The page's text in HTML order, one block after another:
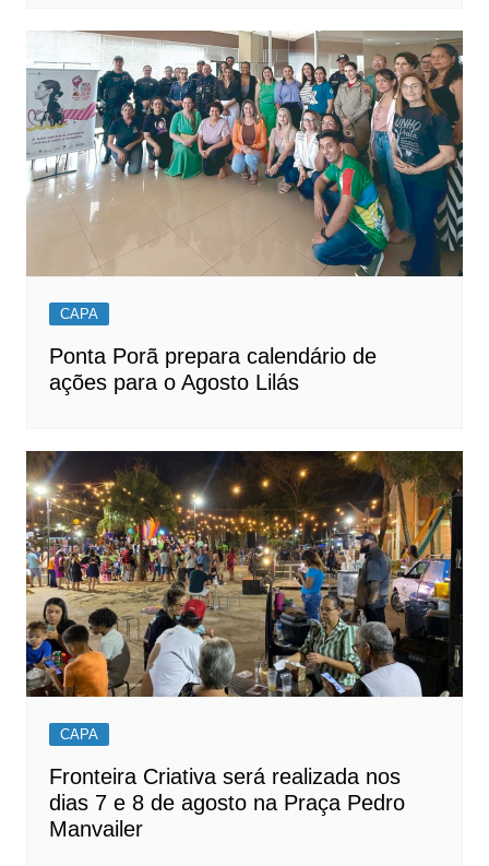
CAPA
Ponta Porã prepara calendário de
ações para o Agosto Lilás
CAPA
Fronteira Criativa será realizada nos
dias 7 e 8 de agosto na Praça Pedro
Manvailer